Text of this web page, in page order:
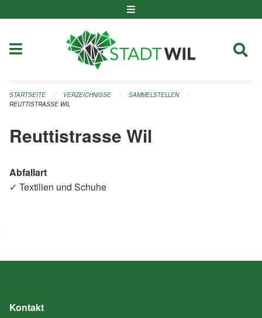
STARTSEITE VERZEICHNISSE
SAMMELSTELLEN
REUTTISTRASSE WIL
Reuttistrasse Wil
Abfallart
✓ Textilien und Schuhe
Kontakt